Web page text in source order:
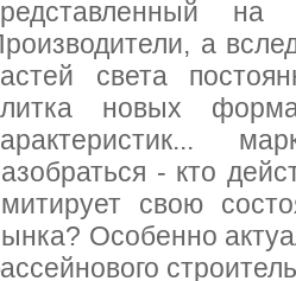
на
а
света
новых
- кто
свою
Особенно